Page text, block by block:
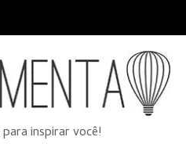
inspirar você!